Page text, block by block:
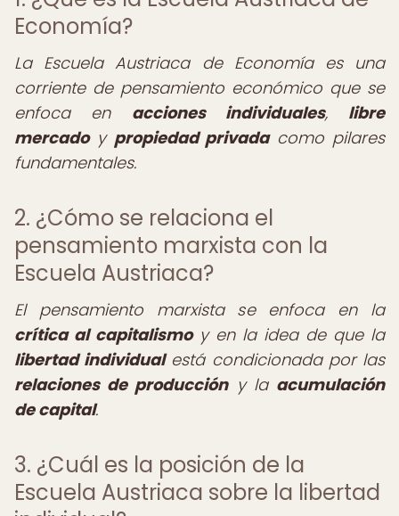
Economía?
La Escuela Austriaca de Economía es una
corriente de pensamiento económico que se
enfoca en acciones individuales, libre
mercadoy propiedad privadacomo pilares
fundamentales.
2. ¿Cómo se relaciona el
pensamiento marxista con la
Escuela Austriaca?
El pensamiento marxista se enfoca en la
crítica al capitalismoy en la idea de que la
libertad individualestá condicionada por las
relaciones de produccióny la acumulación
de capital.
3. ¿Cuál es la posición de la
Escuela Austriaca sobre la libertad